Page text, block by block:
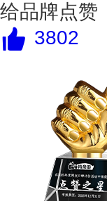
给品牌点赞
3802